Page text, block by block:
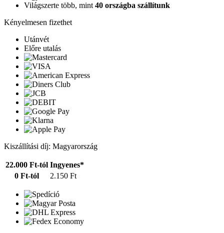
Világszerte több, mint 40 országba szállítunk
Kényelmesen fizethet
Utánvét
Előre utalás
Kiszállítási díj: Magyarország
22.000 Ft-tól Ingyenes*
0 Ft-tól
2.150 Ft